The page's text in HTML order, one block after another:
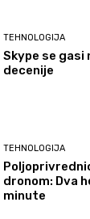
TEHNOLOGIJA
Skype se gasi
decenije
TEHNOLOGIJA
dronom: Dva
minute